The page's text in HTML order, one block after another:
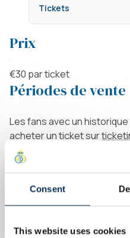
Consent
This website uses cookies
Tickets
Prix
€30 par ticket
Périodes de vente
Les fans avec un
acheter un ticket sur
Informations
Comme notre adversaire
ne peut être acheté qu’en